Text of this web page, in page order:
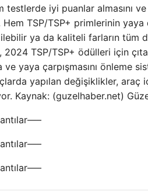
testlerde iyi puanlar almasını
Hem TSP/TSP+ primlerinin
ya da kaliteli farların tüm
2024 TSP/TSP+ ödülleri için
ve yaya çarpışmasını
yapılan değişiklikler, araç
Kaynak: (guzelhaber.net)